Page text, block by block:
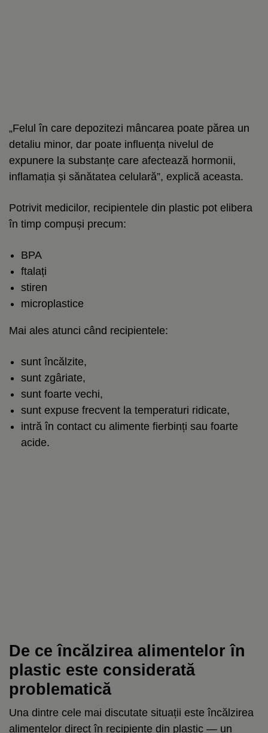
„Felul în care depozitezi mâncarea poate părea un
detaliu minor, dar poate influența nivelul de
expunere la substanțe care afectează hormonii,
inflamația și sănătatea celulară”, explică aceasta.
Potrivit medicilor, recipientele din plastic pot elibera
în timp compuși precum:
BPA
ftalați
stiren
microplastice
Mai ales atunci când recipientele:
sunt încălzite,
sunt zgâriate,
sunt foarte vechi,
sunt expuse frecvent la temperaturi ridicate,
intră în contact cu alimente fierbinți sau foarte
acide.
De ce încălzirea alimentelor în
plastic este considerată
problematică
Una dintre cele mai discutate situații este încălzirea
alimentelor direct în recipiente din plastic — un